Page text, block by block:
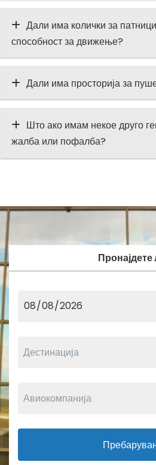
Дали има колички за
способност за движење?
Дали има просторија за
Што ако имам некое друго
жалба или пофалба?
Пронајдете